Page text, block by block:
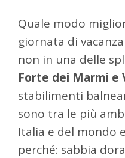
Quale modo
giornata di
non in una delle
Forte dei Marmi e
stabilimenti
sono tra le più
Italia e del mondo
perché: sabbia